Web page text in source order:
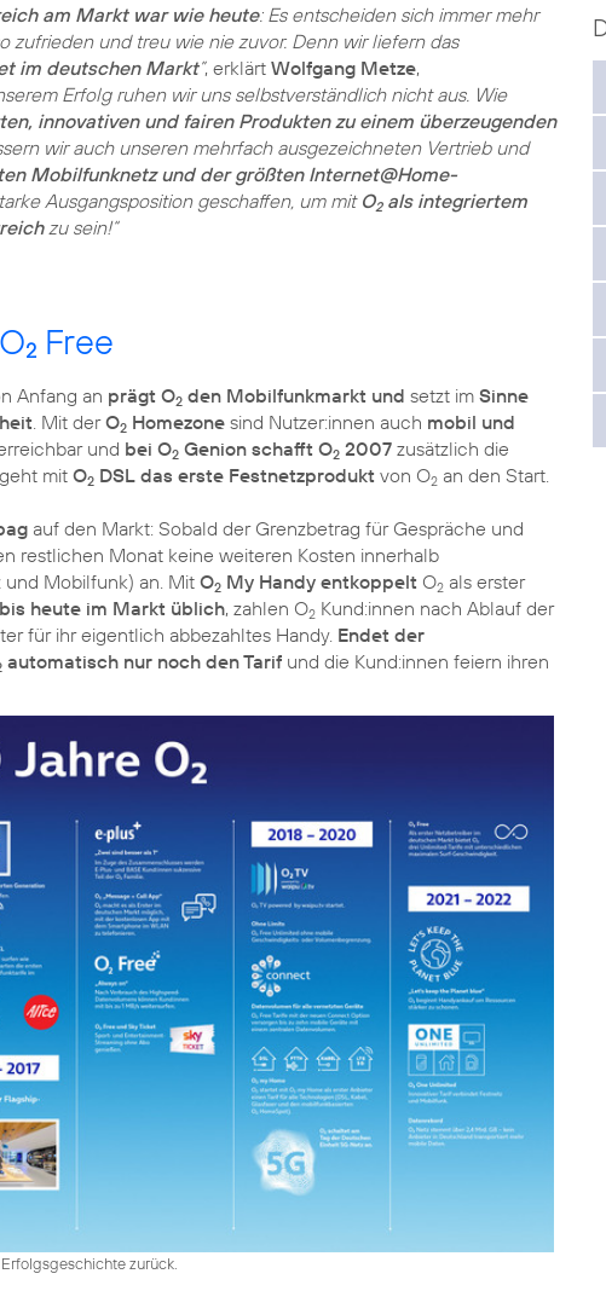
am Markt war wie heute: Es entscheiden sich immer mehr
zufrieden und treu wie nie zuvor. Denn wir liefern das
im deutschen Markt”, erklärt Wolfgang Metze,
Erfolg ruhen wir uns selbstverständlich nicht aus. Wie
innovativen und fairen Produkten zu einem überzeugenden
wir auch unseren mehrfach ausgezeichneten Vertrieb und
Mobilfunknetz und der größten Internet@Home-
Ausgangsposition geschaffen, um mit O2als integriertem
zu sein!“
2 Free
Anfang an prägt O2 den Mobilfunkmarkt und setzt im Sinne
. Mit derO2 Homezone sind Nutzer:innen auch mobil und
und bei O2 Genion schafft O2 2007 zusätzlich die
mit O2 DSL das erste Festnetzprodukt von O2 an den Start.
auf den Markt: Sobald der Grenzbetrag für Gespräche und
restlichen Monat keine weiteren Kosten innerhalb
Mobilfunk) an. Mit O2 My Handy entkoppelt O2 als erster
heute im Markt üblich, zahlen O2 Kund:innen nach Ablauf der
für ihr eigentlich abbezahltes Handy. Endet der
automatisch nur noch den Tarif und die Kund:innen feiern ihren
zurück.